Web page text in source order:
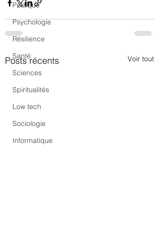
Politique
Psychologie
Résilience
Santé
Sciences
Spiritualités
Low tech
Sociologie
Informatique
Posts récents Voir tout